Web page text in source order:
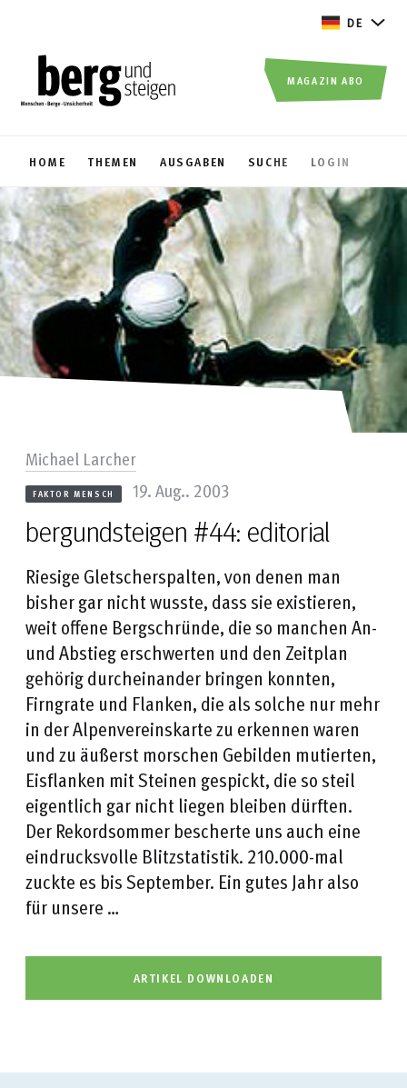
DE
HOME THEMEN AUSGABEN SUCHE LOGIN
MAGAZIN ABO
bergundsteigen #44: editorial
FAKTOR MENSCH 19. Aug.. 2003
Michael Larcher
Riesige Gletscherspalten, von denen man
bisher gar nicht wusste, dass sie existieren,
weit offene Bergschründe, die so manchen An-
und Abstieg erschwerten und den Zeitplan
gehörig durcheinander bringen konnten,
Firngrate und Flanken, die als solche nur mehr
in der Alpenvereinskarte zu erkennen waren
und zu äußerst morschen Gebilden mutierten,
Eisflanken mit Steinen gespickt, die so steil
eigentlich gar nicht liegen bleiben dürften.
Der Rekordsommer bescherte uns auch eine
eindrucksvolle Blitzstatistik. 210.000-mal
zuckte es bis September. Ein gutes Jahr also
für unsere …
ARTIKEL DOWNLOADEN